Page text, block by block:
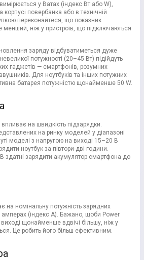
у Ватах (індекс Вт або W),
корпусі повербанка або в технічній
переконайтеся, що показник
менший, ніж у пристроїв, що підключаються
заряду відбуватиметься дуже
потужності (20–45 Вт) підійдуть
гаджетів — смартфонів, розумних
Для ноутбуків та інших потужних
батарея потужністю щонайменше 50 W.
на швидкість підзарядки.
на ринку моделей у діапазоні
моделі з напругою на виході 15–20 В
ноутбук за півтори-дві години.
здатні зарядити акумулятор смартфона до
на номінальну потужність зарядних
амперах (індекс А). Бажано, щоби Power
щонайменше вдвічі більшу, ніж у
Це робить його більш ефективним.